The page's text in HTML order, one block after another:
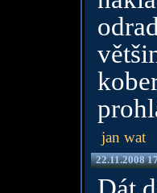
jan wat
22.11.2008